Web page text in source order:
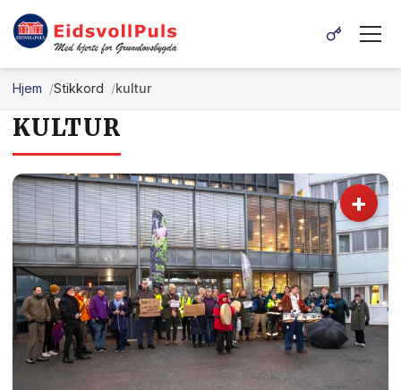
Hjem Stikkord kultur
KULTUR
+